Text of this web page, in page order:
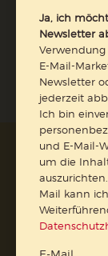
AGB
Ja, ich
Newsletter
E-Mail-
Newsletter
jederzeit
Ich bin
und E-Mail-
um die
Mail kann